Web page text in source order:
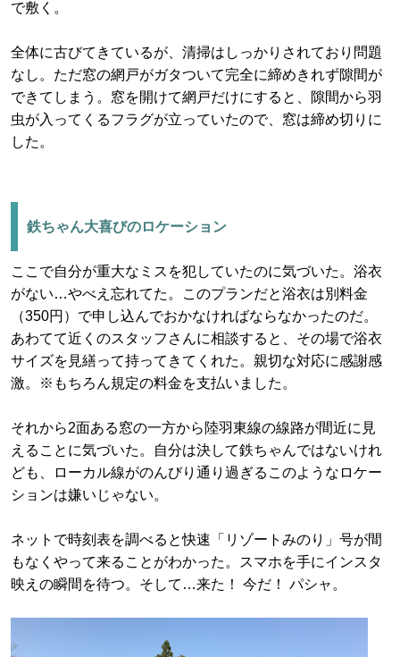
で敷く。
全体に古びてきているが、清掃はしっかりされており問題
なし。ただ窓の網戸がガタついて完全に締めきれず隙間が
できてしまう。窓を開けて網戸だけにすると、隙間から羽
虫が入ってくるフラグが立っていたので、窓は締め切りに
した。
鉄ちゃん大喜びのロケーション
ここで自分が重大なミスを犯していたのに気づいた。浴衣
がない…やべえ忘れてた。このプランだと浴衣は別料金
（350円）で申し込んでおかなければならなかったのだ。
あわてて近くのスタッフさんに相談すると、その場で浴衣
サイズを見繕って持ってきてくれた。親切な対応に感謝感
激。※もちろん規定の料金を支払いました。
それから2面ある窓の一方から陸羽東線の線路が間近に見
えることに気づいた。自分は決して鉄ちゃんではないけれ
ども、ローカル線がのんびり通り過ぎるこのようなロケー
ションは嫌いじゃない。
ネットで時刻表を調べると快速「リゾートみのり」号が間
もなくやって来ることがわかった。スマホを手にインスタ
映えの瞬間を待つ。そして…来た！ 今だ！ パシャ。